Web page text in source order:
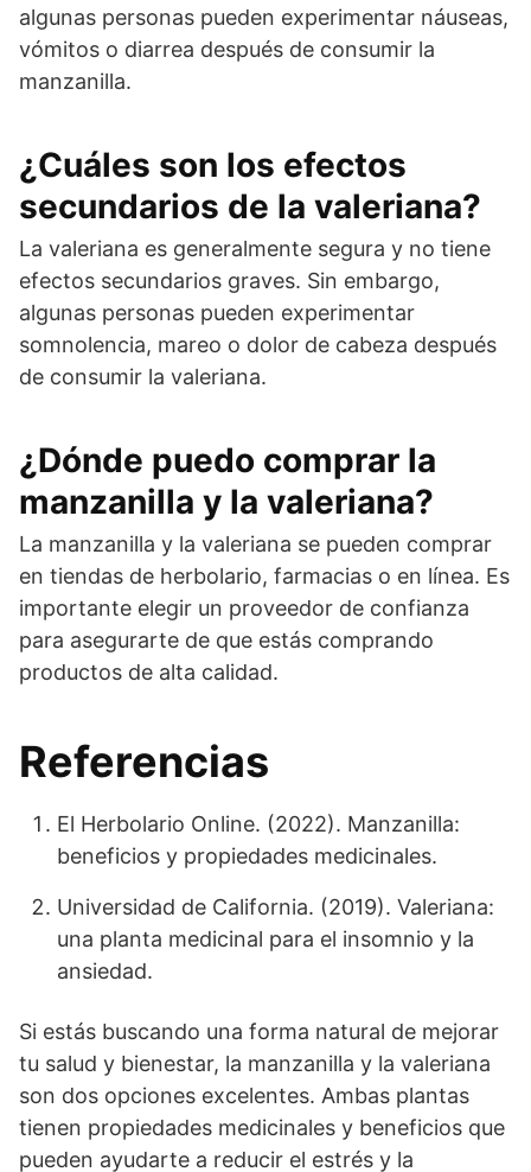
algunas personas pueden experimentar náuseas,
vómitos o diarrea después de consumir la
manzanilla.
¿Cuáles son los efectos
secundarios de la valeriana?
La valeriana es generalmente segura y no tiene
efectos secundarios graves. Sin embargo,
algunas personas pueden experimentar
somnolencia, mareo o dolor de cabeza después
de consumir la valeriana.
¿Dónde puedo comprar la
manzanilla y la valeriana?
La manzanilla y la valeriana se pueden comprar
en tiendas de herbolario, farmacias o en línea. Es
importante elegir un proveedor de confianza
para asegurarte de que estás comprando
productos de alta calidad.
Referencias
El Herbolario Online. (2022). Manzanilla:
beneficios y propiedades medicinales.
Universidad de California. (2019). Valeriana:
una planta medicinal para el insomnio y la
ansiedad.
Si estás buscando una forma natural de mejorar
tu salud y bienestar, la manzanilla y la valeriana
son dos opciones excelentes. Ambas plantas
tienen propiedades medicinales y beneficios que
pueden ayudarte a reducir el estrés y la